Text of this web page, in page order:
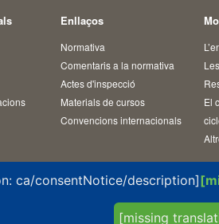
Enllaços
Normativa
Comentaris a la normativa
Actes d'inspecció
Materials de cursos
Convencions internacionals
El
ca/consentNotice/description]
[missing